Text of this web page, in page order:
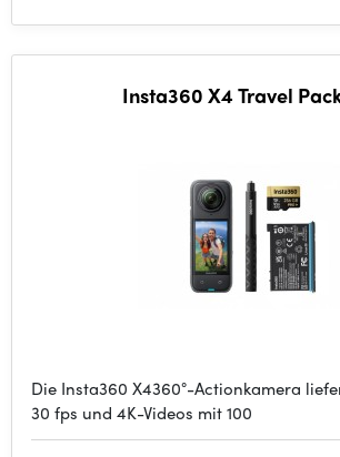
Insta360 X4 Travel
Die Insta360 X4360°-Actionkamera
30 fps und 4K-Videos mit 100